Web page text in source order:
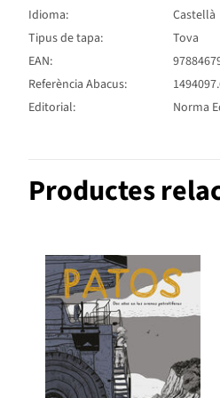
Idioma:
Castellà
Tipus de tapa:
Tova
EAN:
Referència Abacus:
Editorial:
Norma
Productes